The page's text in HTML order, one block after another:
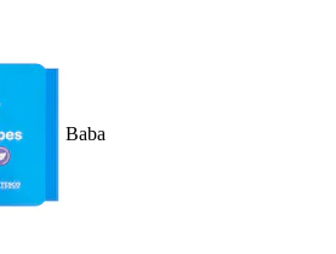
Baba